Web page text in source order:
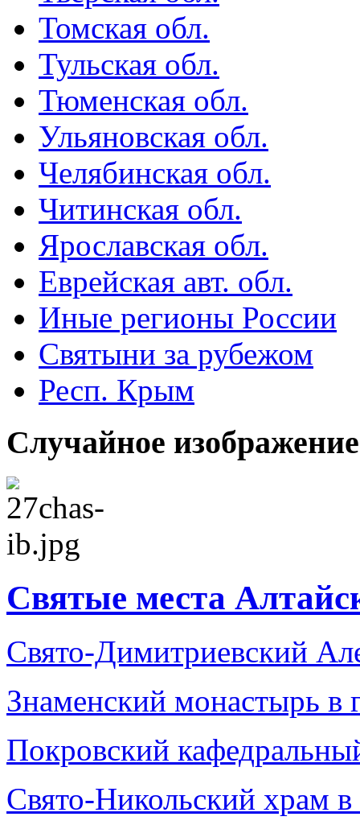
Томская обл.
Тульская обл.
Тюменская обл.
Ульяновская обл.
Челябинская обл.
Читинская обл.
Ярославская обл.
Еврейская авт. обл.
Иные регионы России
Святыни за рубежом
Респ. Крым
Случайное изображение
Святые места
Свято-Димитриевский
Знаменский монастырь в
Покровский
Свято-Никольский храм в